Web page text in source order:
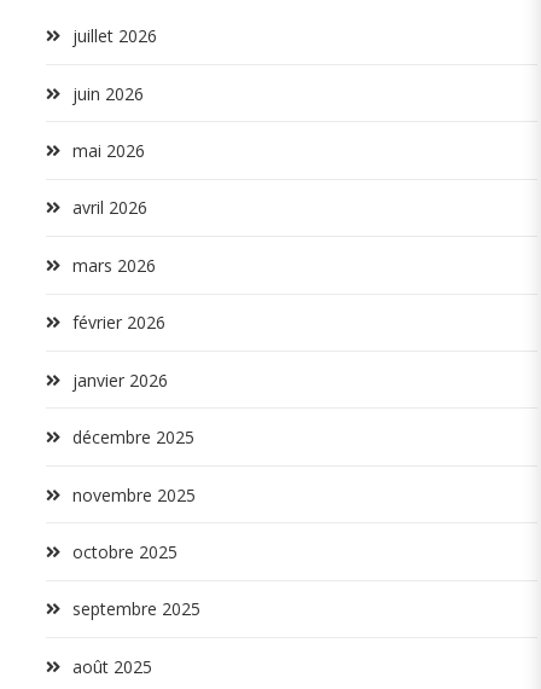
juillet 2026
juin 2026
mai 2026
avril 2026
mars 2026
février 2026
janvier 2026
décembre 2025
novembre 2025
octobre 2025
septembre 2025
août 2025